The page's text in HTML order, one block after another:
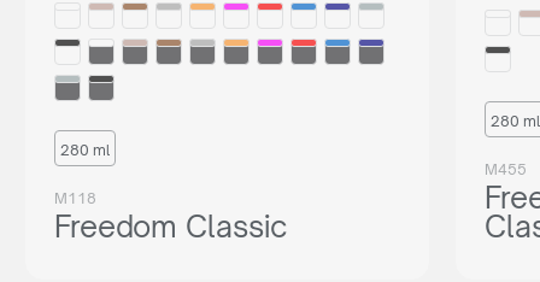
280 ml
M118
Freedom Classic
280 ml
M455